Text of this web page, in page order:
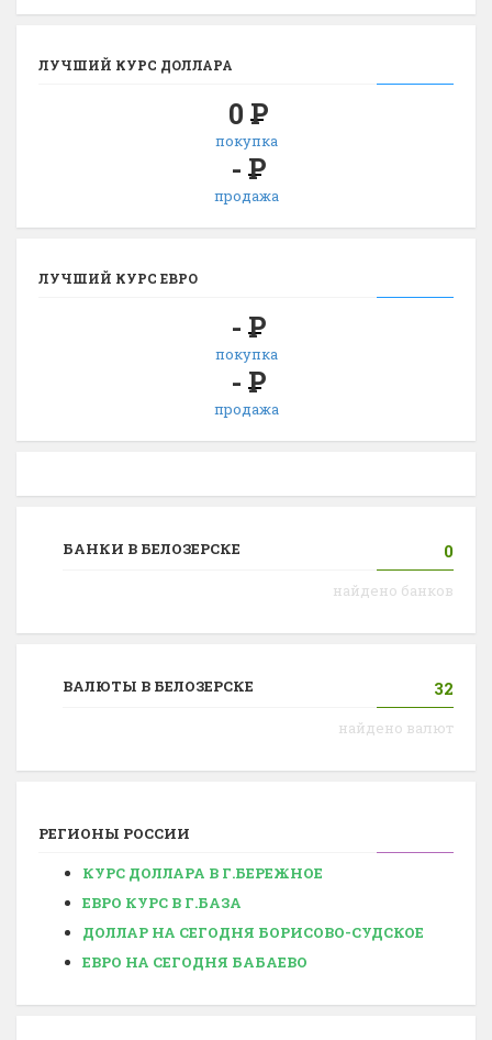
ЛУЧШИЙ КУРС ДОЛЛАРА
0 Р
покупка
- Р
продажа
ЛУЧШИЙ КУРС ЕВРО
- Р
покупка
- Р
продажа
БАНКИ В БЕЛОЗЕРСКЕ 0
найдено банков
ВАЛЮТЫ В БЕЛОЗЕРСКЕ 32
найдено валют
РЕГИОНЫ РОССИИ
КУРС ДОЛЛАРА В Г.БЕРЕЖНОЕ
ЕВРО КУРС В Г.БАЗА
ДОЛЛАР НА СЕГОДНЯ БОРИСОВО-СУДСКОЕ
ЕВРО НА СЕГОДНЯ БАБАЕВО